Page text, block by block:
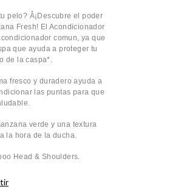
pelo? Â¡Descubre el poder
Fresh! El Acondicionador
comun, ya que
que ayuda a proteger tu
de la caspa*.
fresco y duradero ayuda a
las puntas para que
verde y una textura
la hora de la ducha.
Head & Shoulders.